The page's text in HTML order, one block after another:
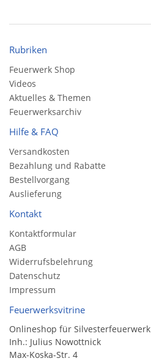
Rubriken
Feuerwerk Shop
Videos
Aktuelles & Themen
Feuerwerksarchiv
Hilfe & FAQ
Versandkosten
Bezahlung und Rabatte
Bestellvorgang
Auslieferung
Kontakt
Kontaktformular
AGB
Widerrufsbelehrung
Datenschutz
Impressum
Feuerwerksvitrine
Onlineshop für Silvesterfeuerwerk
Inh.: Julius Nowottnick
Max-Koska-Str. 4